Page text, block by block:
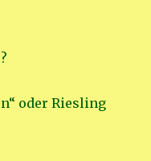
oder Riesling